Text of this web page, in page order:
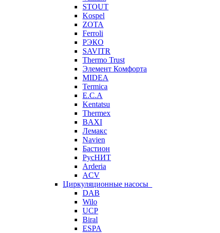
STOUT
Kospel
ZOTA
Ferroli
РЭКО
SAVITR
Thermo Trust
Элемент Комфорта
MIDEA
Termica
E.C.A
Kentatsu
Thermex
BAXI
Лемакс
Navien
Бастион
РусНИТ
Arderia
ACV
Циркуляционные насосы
DAB
Wilo
UCP
Biral
ESPA